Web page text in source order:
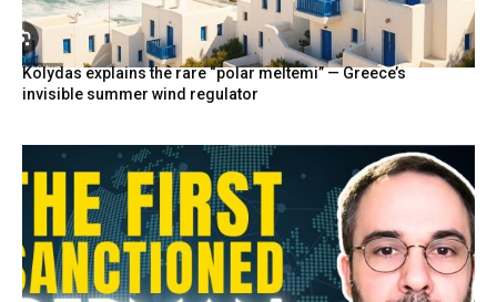
Kolydas explains the rare “polar meltemi” — Greece’s
invisible summer wind regulator